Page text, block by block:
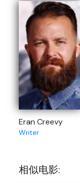
Eran Creevy
Writer
相似电影: